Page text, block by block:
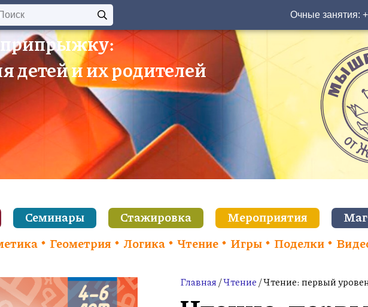
Очные занятия:
детей и их родителей
Семинары Стажировка Мероприятия
Геометрия Логика Чтение Игры Поделки
Главная/Чтение / Чтение: первый